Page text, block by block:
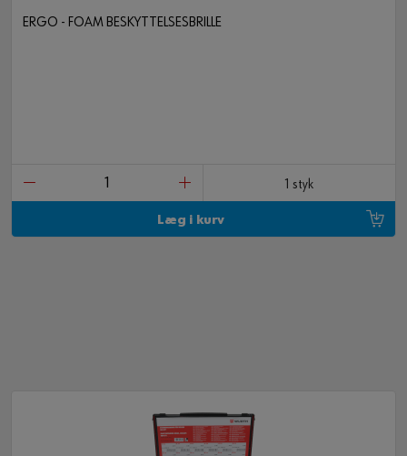
ERGO - FOAM BESKYTTELSESBRILLE
1 styk
Læg i kurv